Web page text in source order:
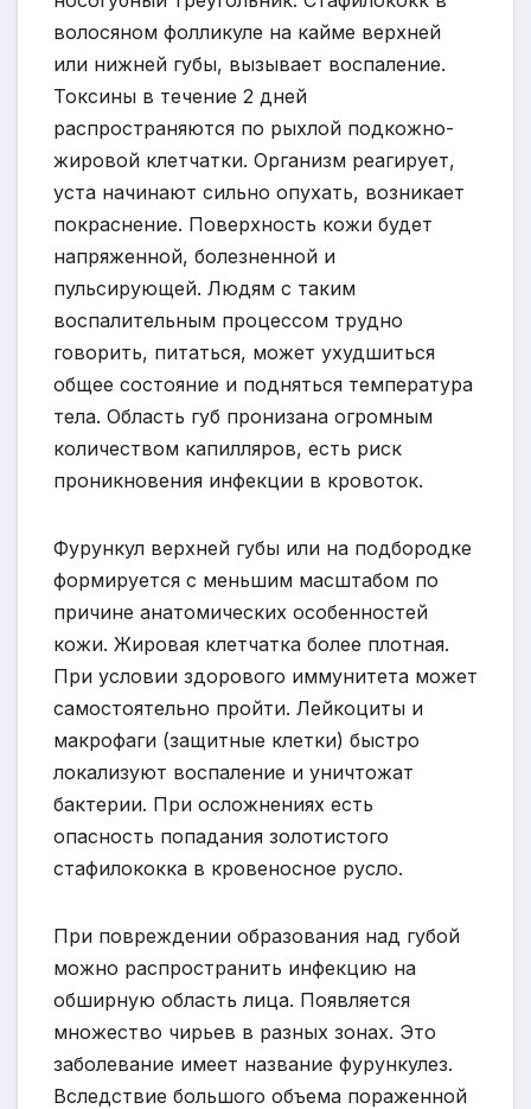
волосяном фолликуле на кайме верхней
или нижней губы, вызывает воспаление.
Токсины в течение 2 дней
распространяются по рыхлой подкожно-
жировой клетчатки. Организм реагирует,
уста начинают сильно опухать, возникает
покраснение. Поверхность кожи будет
напряженной, болезненной и
пульсирующей. Людям с таким
воспалительным процессом трудно
говорить, питаться, может ухудшиться
общее состояние и подняться температура
тела. Область губ пронизана огромным
количеством капилляров, есть риск
проникновения инфекции в кровоток.
Фурункул верхней губы или на подбородке
формируется с меньшим масштабом по
причине анатомических особенностей
кожи. Жировая клетчатка более плотная.
При условии здорового иммунитета может
самостоятельно пройти. Лейкоциты и
макрофаги (защитные клетки) быстро
локализуют воспаление и уничтожат
бактерии. При осложнениях есть
опасность попадания золотистого
стафилококка в кровеносное русло.
При повреждении образования над губой
можно распространить инфекцию на
обширную область лица. Появляется
множество чирьев в разных зонах. Это
заболевание имеет название фурункулез.
Вследствие большого объема пораженной